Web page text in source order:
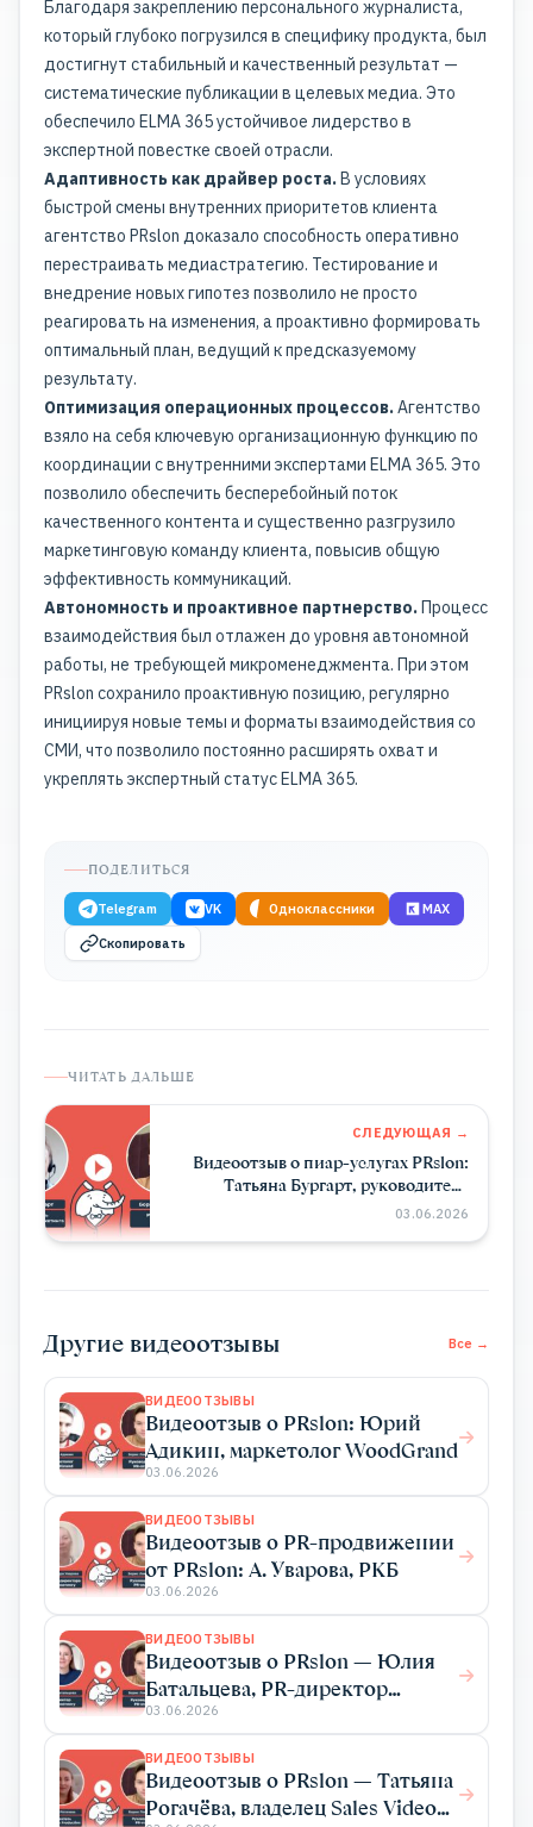
Благодаря закреплению персонального журналиста,
который глубоко погрузился в специфику продукта, был
достигнут стабильный и качественный результат —
систематические публикации в целевых медиа. Это
обеспечило ELMA 365 устойчивое лидерство в
экспертной повестке своей отрасли.
Адаптивность как драйвер роста.В условиях
быстрой смены внутренних приоритетов клиента
агентство PRslon доказало способность оперативно
перестраивать медиастратегию. Тестирование и
внедрение новых гипотез позволило не просто
реагировать на изменения, а проактивно формировать
оптимальный план, ведущий к предсказуемому
результату.
Оптимизация операционных процессов.Агентство
взяло на себя ключевую организационную функцию по
координации с внутренними экспертами ELMA 365. Это
позволило обеспечить бесперебойный поток
качественного контента и существенно разгрузило
маркетинговую команду клиента, повысив общую
эффективность коммуникаций.
Автономность и проактивное партнерство.Процесс
взаимодействия был отлажен до уровня автономной
работы, не требующей микроменеджмента. При этом
PRslon сохранило проактивную позицию, регулярно
инициируя новые темы и форматы взаимодействия со
СМИ, что позволило постоянно расширять охват и
укреплять экспертный статус ELMA 365.
ПОДЕЛИТЬСЯ
Telegram VK Одноклассники MAX
Скопировать
ЧИТАТЬ ДАЛЬШЕ
СЛЕДУЮЩАЯ →
Видеоотзыв о пиар-услугах PRslon:
Татьяна Бургарт, руководитель
департамента маркетинга Impulse
03.06.2026
Другие видеоотзывы Все →
ВИДЕООТЗЫВЫ
Видеоотзыв о PRslon: Юрий
Адикин, маркетолог WoodGrand
03.06.2026
ВИДЕООТЗЫВЫ
Видеоотзыв о PR-продвижении
от PRslon: А. Уварова, РКБ
03.06.2026
ВИДЕООТЗЫВЫ
Видеоотзыв о PRslon — Юлия
Батальцева, PR-директор
Elma365
03.06.2026
ВИДЕООТЗЫВЫ
Видеоотзыв о PRslon — Татьяна
Рогачёва, владелец Sales Video